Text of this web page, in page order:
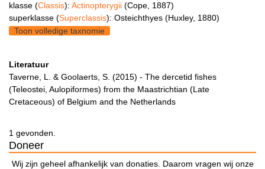
klasse (Classis): Actinopterygii (Cope, 1887)
superklasse (Superclassis): Osteichthyes (Huxley, 1880)
Toon volledige taxnomie
Literatuur
Taverne, L. & Goolaerts, S. (2015) - The dercetid fishes
(Teleostei, Aulopiformes) from the Maastrichtian (Late
Cretaceous) of Belgium and the Netherlands
1 gevonden.
Doneer
Wij zijn geheel afhankelijk van donaties. Daarom vragen wij onze